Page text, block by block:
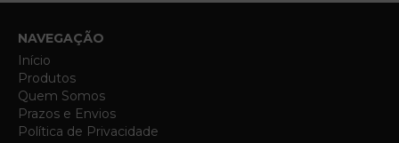
NAVEGAÇÃO
Início
Produtos
Quem Somos
Prazos e Envios
Política de Privacidade